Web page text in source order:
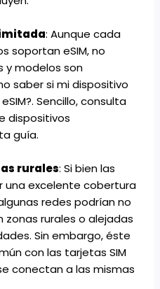
: Aunque cada
soportan eSIM, no
y modelos son
saber si mi dispositivo
Sencillo, consulta
dispositivos
guía.
rurales: Si bien las
una excelente cobertura
redes podrían no
rurales o alejadas
Sin embargo, éste
con las tarjetas SIM
conectan a las mismas